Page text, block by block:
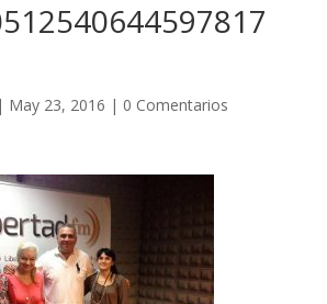
| May 23, 2016 | 0 Comentarios